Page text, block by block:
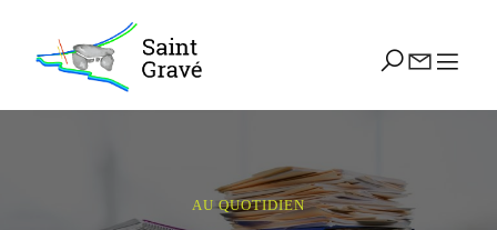
AU QUOTIDIEN